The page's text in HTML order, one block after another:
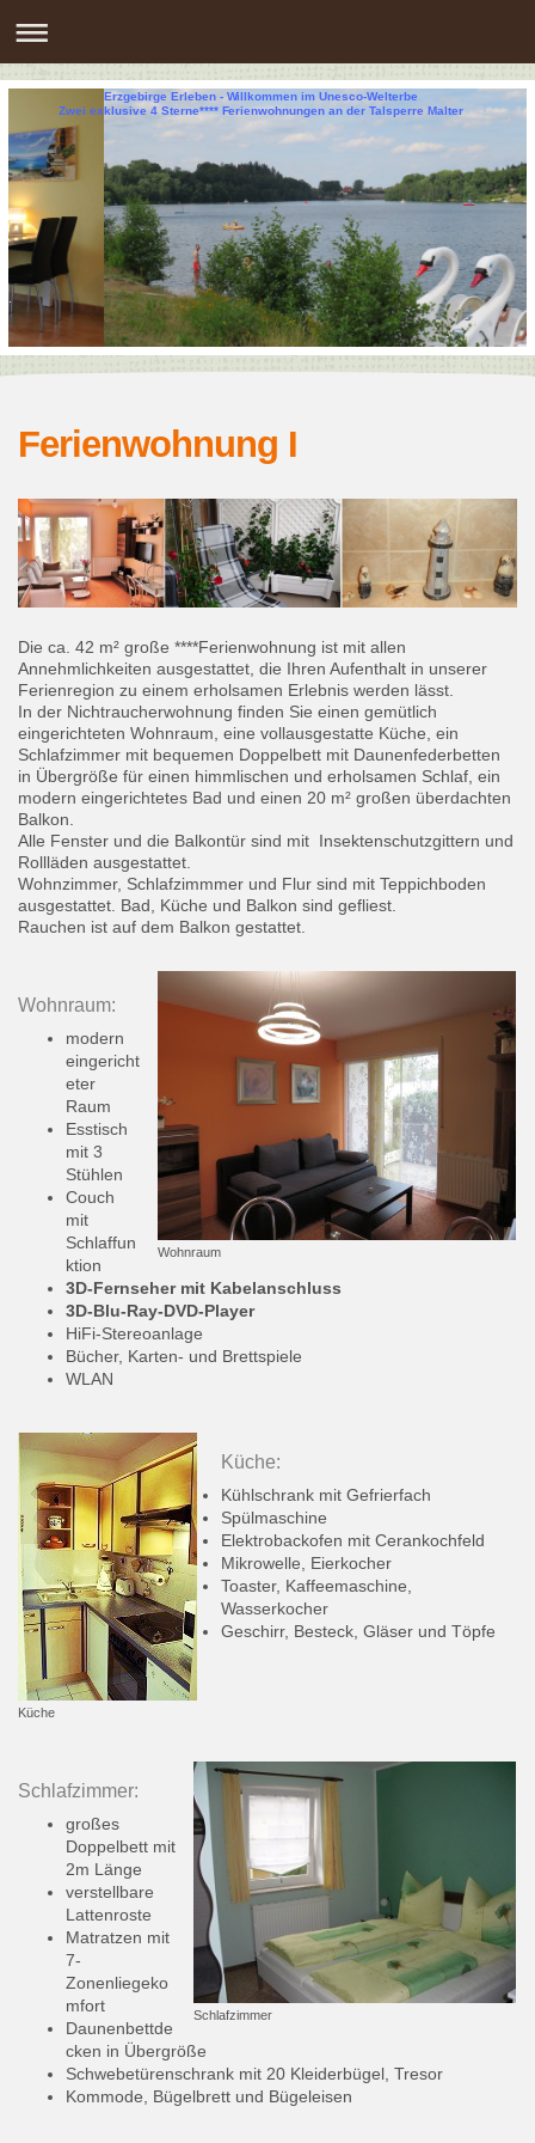
Erzgebirge Erleben - Willkommen im Unesco-Welterbe
Zwei exklusive 4 Sterne**** Ferienwohnungen an der Talsperre Malter
Ferienwohnung I
Die ca. 42 m² große ****Ferienwohnung ist mit allen
Annehmlichkeiten ausgestattet, die Ihren Aufenthalt in unserer
Ferienregion zu einem erholsamen Erlebnis werden lässt.
In der Nichtraucherwohnung finden Sie einen gemütlich
eingerichteten Wohnraum, eine vollausgestatte Küche, ein
Schlafzimmer mit bequemen Doppelbett mit Daunenfederbetten
in Übergröße für einen himmlischen und erholsamen Schlaf , ein
modern eingerichtetes Bad und einen 20 m² großen überdachten
Balkon.
Alle Fenster und die Balkontür sind mit Insektenschutzgittern und
Rollläden ausgestattet.
Wohnzimmer, Schlafzimmmer und Flur sind mit Teppichboden
ausgestattet. Bad, Küche und Balkon sind gefliest.
Rauchen ist auf dem Balkon gestattet.
Wohnraum
Wohnraum:
modern
eingericht
eter
Raum
Esstisch
mit 3
Stühlen
Couch
mit
Schlaffun
ktion
3D-Fernseher mit Kabelanschluss
3D-Blu-Ray-DVD-Player
HiFi-Stereoanlage
Bücher, Karten- und Brettspiele
WLAN
Küche
Küche:
Kühlschrank mit Gefrierfach
Spülmaschine
Elektrobackofen mit Cerankochfeld
Mikrowelle, Eierkocher
Toaster, Kaffeemaschine,
Wasserkocher
Geschirr, Besteck, Gläser und Töpfe
Schlafzimmer
Schlafzimmer:
großes
Doppelbett mit
2m Länge
verstellbare
Lattenroste
Matratzen mit
7-
Zonenliegeko
mfort
Daunenbettde
cken in Übergröße
Schwebetürenschrank mit 20 Kleiderbügel, Tresor
Kommode, Bügelbrett und Bügeleisen